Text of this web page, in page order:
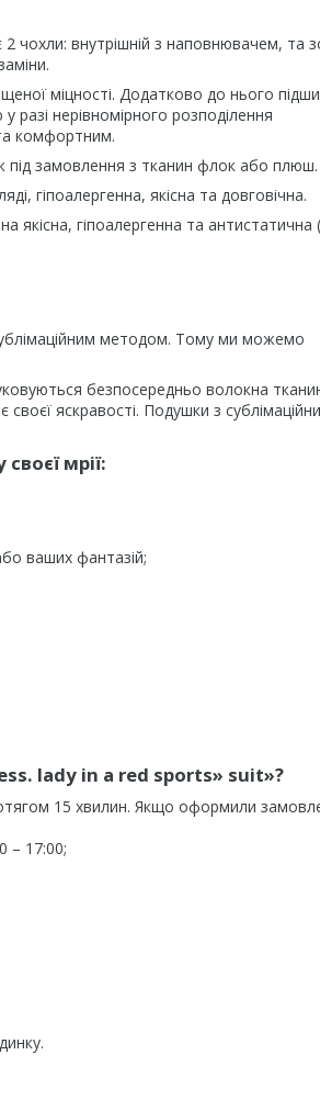
внутрішній з наповнювачем, та
міцності. Додатково до нього
нерівномірного розподілення
комфортним.
під замовлення з тканин флок або плюш.
гіпоалергенна, якісна та довговічна.
якісна, гіпоалергенна та антистатична
методом. Тому ми можемо
безпосередньо волокна
яскравості. Подушки з
мрії:
ваших фантазій;
lady in a red sports» suit»?
15 хвилин. Якщо оформили
– 17:00;